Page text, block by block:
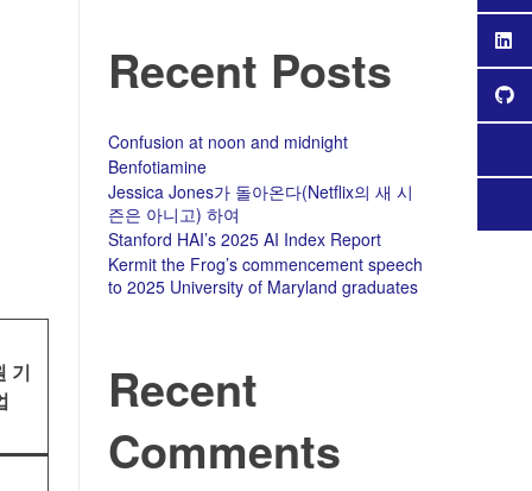
기
Recent Posts
Confusion at noon and midnight
Benfotiamine
Jessica Jones가 돌아온다(Netflix의 새 시
즌은 아니고) 하여
Stanford HAI’s 2025 AI Index Report
Kermit the Frog’s commencement speech
to 2025 University of Maryland graduates
Recent
Comments